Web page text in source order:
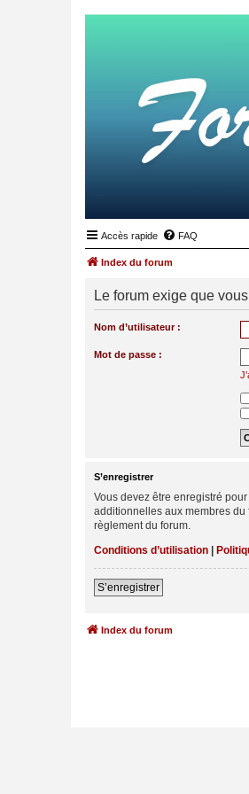
Accès rapide FAQ
Index du forum
Le forum exige que
Nom d’utilisateur :
Mot de passe :
S’enregistrer
Vous devez être enregistré
additionnelles aux membres du
règlement du forum.
Conditions d’utilisation |
S’enregistrer
Index du forum